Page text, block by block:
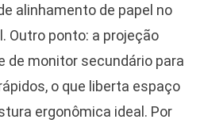
alinhamento de papel no
Outro ponto: a projeção
de monitor secundário para
o que liberta espaço
ergonômica ideal. Por